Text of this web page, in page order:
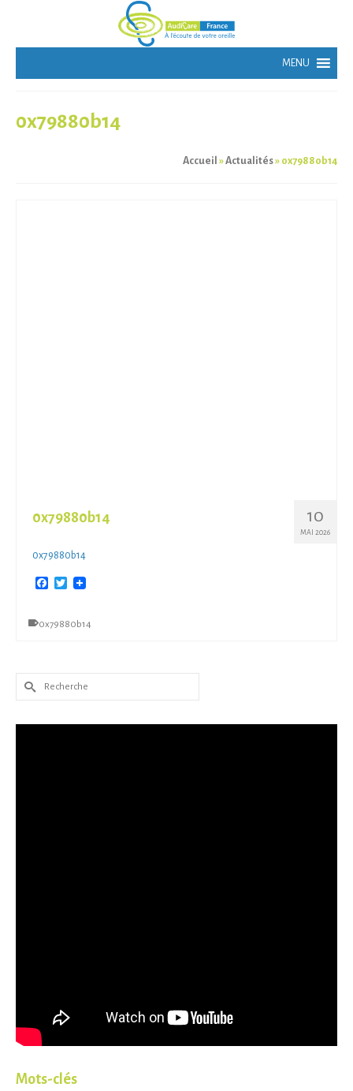
0x79880b14
Accueil »Actualités» 0x79880b14
10
MAI 2026
0x79880b14
0x79880b14
Facebook
Twitter
0x79880b14
Rechercher :
Mots-clés